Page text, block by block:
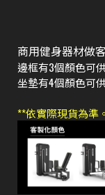
商用健身器材做
邊框有3個顏色可
坐墊有4個顏色可
**依實際現貨為準